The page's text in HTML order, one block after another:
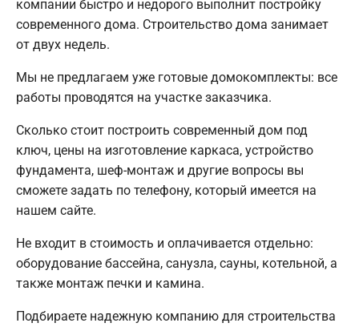
компании быстро и недорого выполнит постройку
современного дома. Строительство дома занимает
от двух недель.
Мы не предлагаем уже готовые домокомплекты: все
работы проводятся на участке заказчика.
Сколько стоит построить современный дом под
ключ, цены на изготовление каркаса, устройство
фундамента, шеф-монтаж и другие вопросы вы
сможете задать по телефону, который имеется на
нашем сайте.
Не входит в стоимость и оплачивается отдельно:
оборудование бассейна, санузла, сауны, котельной, а
также монтаж печки и камина.
Подбираете надежную компанию для строительства